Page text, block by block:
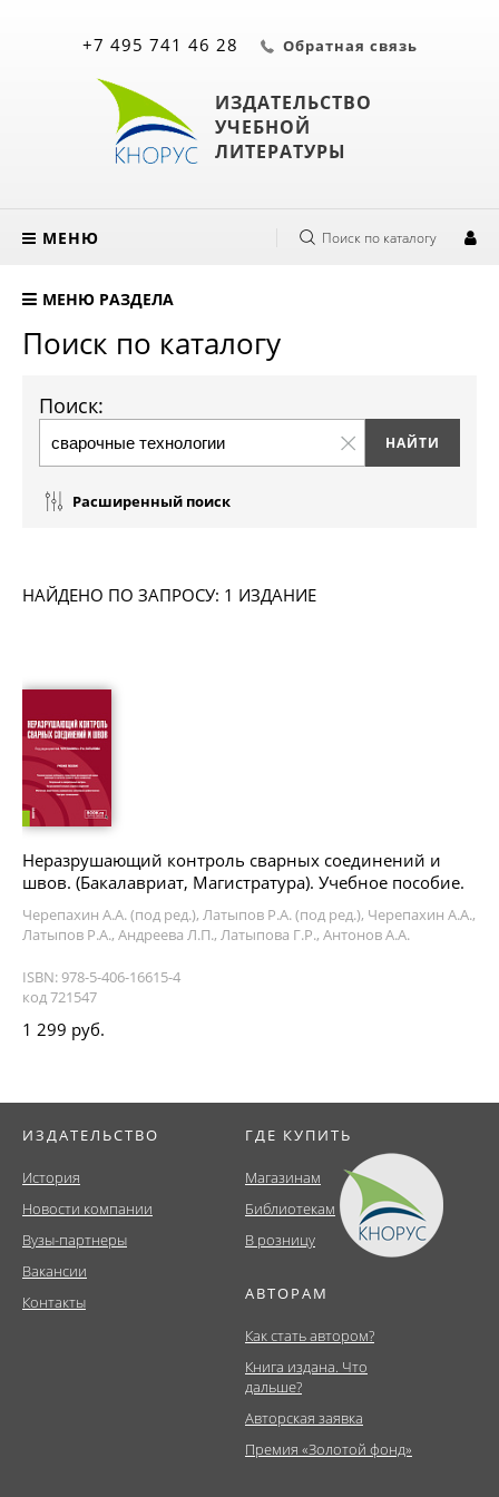
ИЗДАТЕЛЬСТВО
УЧЕБНОЙ
ЛИТЕРАТУРЫ
+7 495 741 46 28 Обратная связь
МЕНЮ Поиск по каталогу
МЕНЮ РАЗДЕЛА
Поиск по каталогу
Поиск:
Расширенный поиск
НАЙДЕНО ПО ЗАПРОСУ: 1 ИЗДАНИЕ
Неразрушающий контроль сварных соединений и
швов. (Бакалавриат, Магистратура). Учебное пособие.
Черепахин А.А. (под ред.), Латыпов Р.А. (под ред.), Черепахин А.А.,
Латыпов Р.А., Андреева Л.П., Латыпова Г.Р., Антонов А.А.
ISBN: 978-5-406-16615-4
код 721547
1 299 руб.
ИЗДАТЕЛЬСТВО
История
Новости компании
Вузы-партнеры
Вакансии
Контакты
ГДЕ КУПИТЬ
Магазинам
Библиотекам
В розницу
АВТОРАМ
Как стать автором?
Книга издана. Что
дальше?
Авторская заявка
Премия «Золотой фонд»